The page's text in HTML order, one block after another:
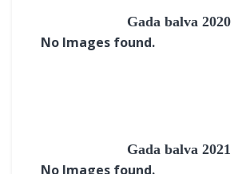
Gada balva 2020
No Images found.
Gada balva 2021
No Images found.